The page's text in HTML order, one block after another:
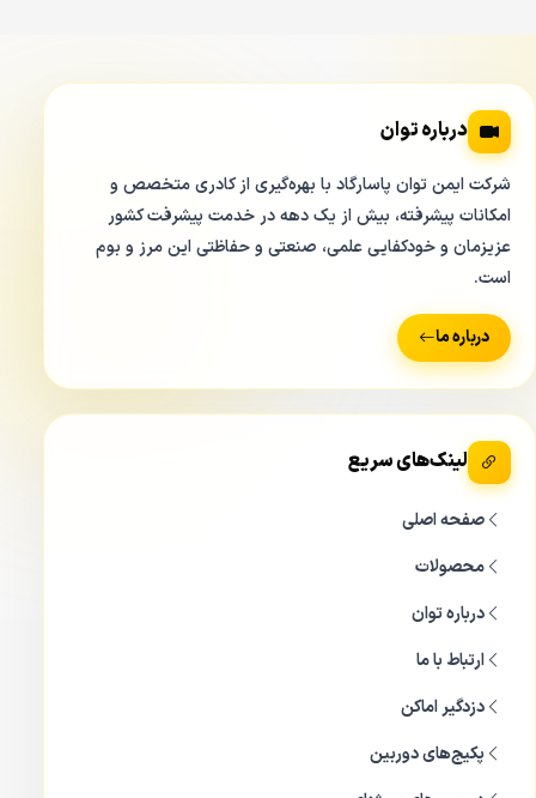
درباره توان
شرکت ایمن توان پاسارگاد با بهره‌گیری از کادری متخصص و
امکانات پیشرفته، بیش از یک دهه در خدمت پیشرفت کشور
عزیزمان و خودکفایی علمی، صنعتی و حفاظتی این مرز و بوم
است.
درباره ما
لینک‌های سریع
صفحه اصلی
محصولات
درباره توان
ارتباط با ما
دزدگیر اماکن
پکیج‌های دوربین